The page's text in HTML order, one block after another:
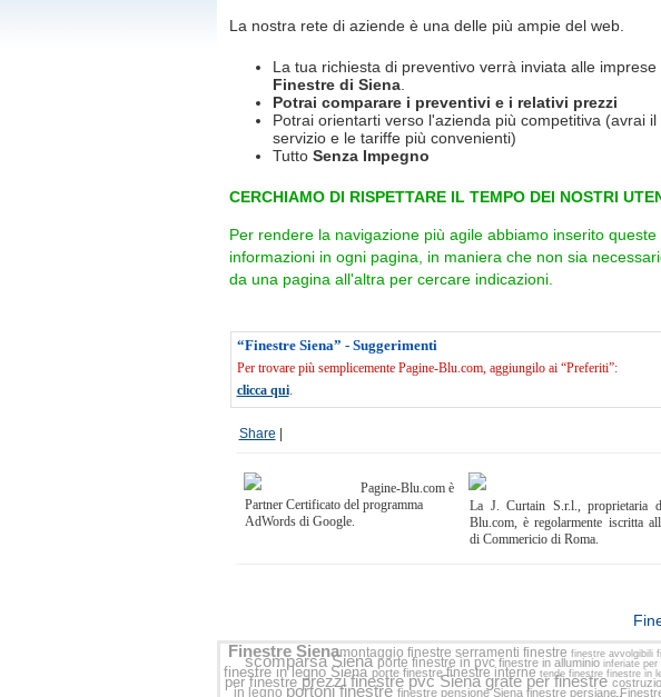
La nostra rete di aziende è una delle più ampie del web.
La tua richiesta di preventivo verrà inviata alle imprese
Finestre di Siena.
Potrai comparare i preventivi e i relativi prezzi
Potrai orientarti verso l'azienda più competitiva (avrai il
servizio e le tariffe più convenienti)
Tutto Senza Impegno
CERCHIAMO DI RISPETTARE IL TEMPO DEI NOSTRI
Per rendere la navigazione più agile abbiamo inserito queste
informazioni in ogni pagina, in maniera che non sia
da una pagina all'altra per cercare indicazioni.
“Finestre Siena” - Suggerimenti
Per trovare più semplicemente Pagine-Blu.com, aggiungilo ai “Preferiti”:
clicca qui.
Share
Pagine-Blu.com è
Partner Certificato del programma
AdWords di Google.
La J. Curtain S.r.l., proprietaria
Blu.com, è regolarmente iscritta
di Commericio di Roma.
Finestre Sienamontaggio finestre serramenti finestre finestre avvolgibili
scomparsa Sienaporte finestre in pvc finestre in alluminio inferiate per
finestre in legno Sienaporte finestrefinestre interne tende finestre finestre in
per finestreprezzi finestre pvc Sienagrate per finestre
in legno portoni finestrefinestre pensione Siena finestre persiane